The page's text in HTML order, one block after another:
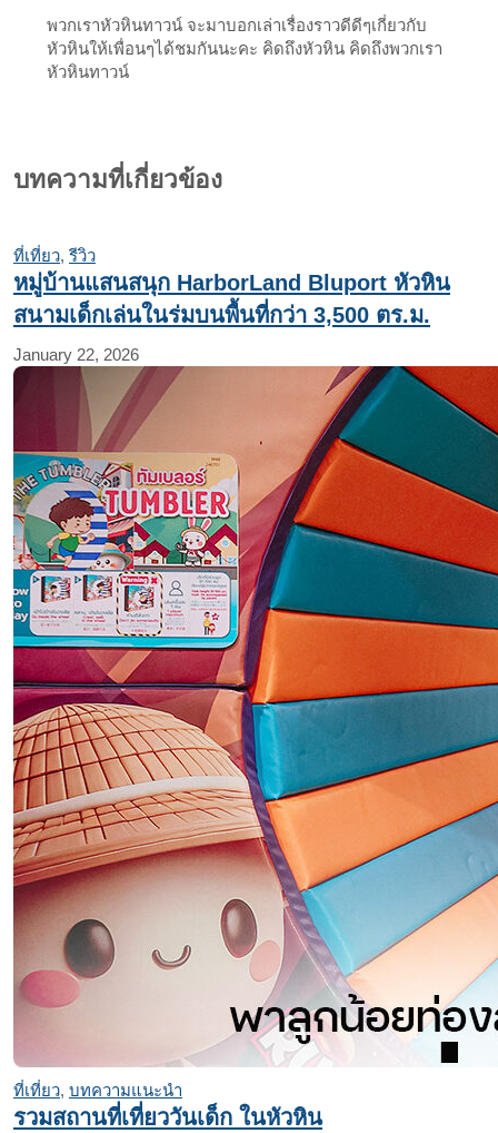
พวกเราหัวหินทาวน์ จะมาบอกเล่าเรื่องราวดีดีๆเกี่ยวกับ
หัวหินให้เพื่อนๆได้ชมกันนะคะ คิดถึงหัวหิน คิดถึงพวกเรา
หัวหินทาวน์
บทความที่เกี่ยวข้อง
ที่เที่ยว, รีวิว
หมู่บ้านแสนสนุก HarborLand Bluport หัวหิน
สนามเด็กเล่นในร่มบนพื้นที่กว่า 3,500 ตร.ม.
January 22, 2026
ที่เที่ยว, บทความแนะนำ
รวมสถานที่เที่ยววันเด็ก ในหัวหิน